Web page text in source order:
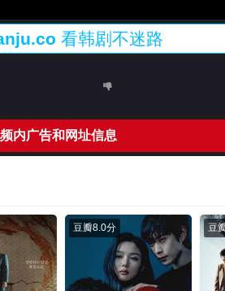
看韩剧不迷路
内广告和网址信息
豆瓣8.0分 豆